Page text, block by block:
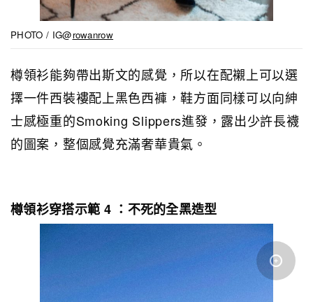
PHOTO / IG@rowanrow
樽領衫能夠帶出斯文的感覺，所以在配襯上可以選
擇一件西裝褸配上黑色西褲，鞋方面同樣可以向紳
士感極重的Smoking Slippers進發，露出少許長襪
的圖案，整個感覺充滿奢華貴氣。
樽領衫穿搭示範 4 ：不死的全黑造型